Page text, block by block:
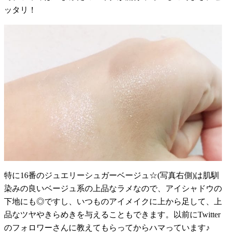
ッタリ！
特に16番のジュエリーシュガーベージュ☆(写真右側)は肌馴
染みの良いベージュ系の上品なラメなので、アイシャドウの
下地にも◎ですし、いつものアイメイクに上から足して、上
品なツヤやきらめきを与えることもできます。以前にTwitter
のフォロワーさんに教えてもらってからハマっています♪